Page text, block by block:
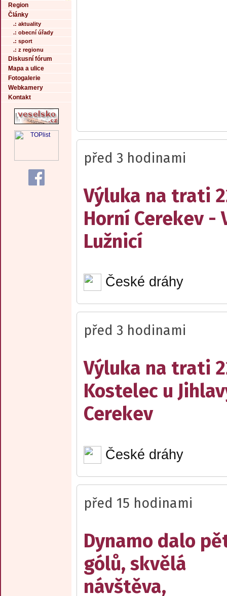
Region
Články
.: aktuality
.: obecní úřady
.: sport
.: z regionu
Diskusní fórum
Mapa a ulice
Fotogalerie
Webkamery
Kontakt
před 3 hodinami
Výluka na trati
Horní Cerekev -
Lužnicí
České dráhy
před 3 hodinami
Výluka na trati
Kostelec u
Cerekev
České dráhy
před 15 hodinami
Dynamo dalo
gólů, skvělá
návštěva,